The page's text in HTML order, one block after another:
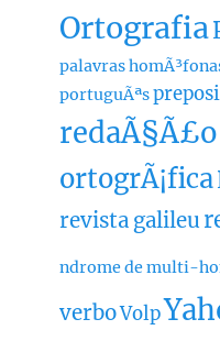
Ortografia
palavras
portuguÃªs
redaÃ§Ã£o
ortogrÃ¡fica
revista galileu
ndrome de multi-
verboVolp